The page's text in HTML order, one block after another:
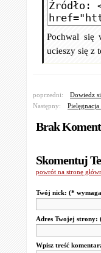
Pochwal się
ucieszy się z
poprzedni:
Dowiedz
Następny:
Brak
Skomentuj
powrót na stronę
Twój nick: (*
Adres Twojej strony:
Wpisz treść